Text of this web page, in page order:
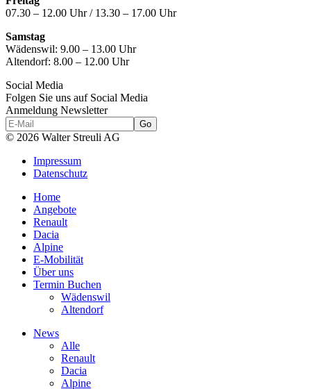
07.30 – 12.00 Uhr / 13.30 – 17.00 Uhr
Samstag
Wädenswil: 9.00 – 13.00 Uhr
Altendorf: 8.00 – 12.00 Uhr
Social Media
Folgen Sie uns auf Social Media
Anmeldung Newsletter
© 2026 Walter Streuli AG
Impressum
Datenschutz
Home
Angebote
Renault
Dacia
Alpine
E-Mobilität
Über uns
Termin Buchen
Wädenswil
Altendorf
News
Alle
Renault
Dacia
Alpine